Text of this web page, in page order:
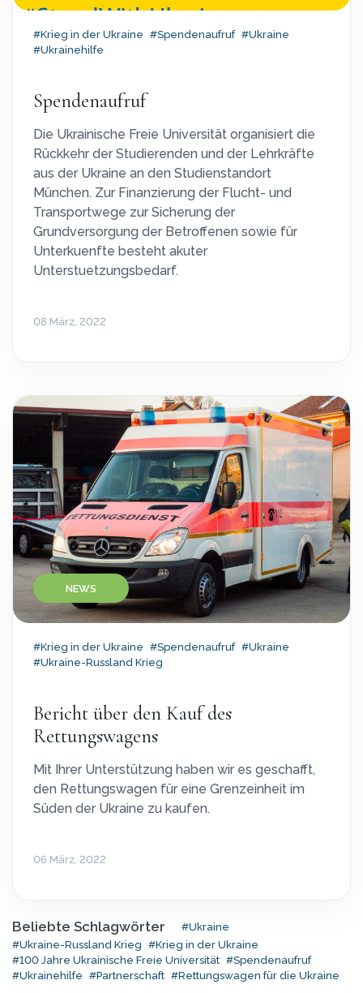
#Krieg in der Ukraine #Spendenaufruf #Ukraine
#Ukrainehilfe
Spendenaufruf
Die Ukrainische Freie Universität organisiert die
Rückkehr der Studierenden und der Lehrkräfte
aus der Ukraine an den Studienstandort
München. Zur Finanzierung der Flucht- und
Transportwege zur Sicherung der
Grundversorgung der Betroffenen sowie für
Unterkuenfte besteht akuter
Unterstuetzungsbedarf.
08 März, 2022
NEWS
#Krieg in der Ukraine #Spendenaufruf #Ukraine
#Ukraine-Russland Krieg
Bericht über den Kauf des
Rettungswagens
Mit Ihrer Unterstützung haben wir es geschafft,
den Rettungswagen für eine Grenzeinheit im
Süden der Ukraine zu kaufen.
06 März, 2022
Beliebte Schlagwörter
#Ukraine
#Ukraine-Russland Krieg #Krieg in der Ukraine
#100 Jahre Ukrainische Freie Universität #Spendenaufruf
#Ukrainehilfe #Partnerschaft #Rettungswagen für die Ukraine